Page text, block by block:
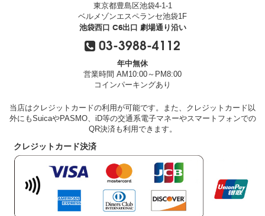
東京都豊島区池袋4-1-1
ベルメゾンエスペランセ池袋1F
池袋西口 C6出口 劇場通り沿い
03-3988-4112
年中無休
営業時間 AM10:00～PM8:00
コインパーキングあり
当店はクレジットカードの利用が可能です。また、クレジットカード以
外にもSuicaやPASMO、iD等の交通系電子マネーやスマートフォンでの
QR決済も利用できます。
クレジットカード決済